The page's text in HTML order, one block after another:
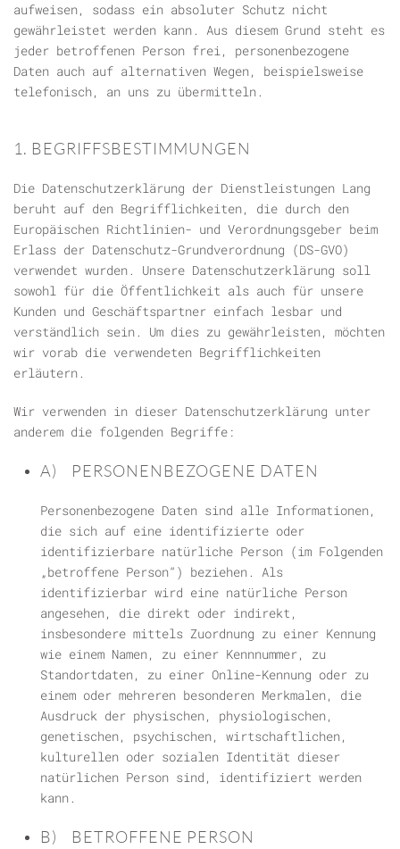
aufweisen, sodass ein absoluter Schutz nicht
gewährleistet werden kann. Aus diesem Grund steht es
jeder betroffenen Person frei, personenbezogene
Daten auch auf alternativen Wegen, beispielsweise
telefonisch, an uns zu übermitteln.
1. BEGRIFFSBESTIMMUNGEN
Die Datenschutzerklärung der Dienstleistungen Lang
beruht auf den Begrifflichkeiten, die durch den
Europäischen Richtlinien- und Verordnungsgeber beim
Erlass der Datenschutz-Grundverordnung (DS-GVO)
verwendet wurden. Unsere Datenschutzerklärung soll
sowohl für die Öffentlichkeit als auch für unsere
Kunden und Geschäftspartner einfach lesbar und
verständlich sein. Um dies zu gewährleisten, möchten
wir vorab die verwendeten Begrifflichkeiten
erläutern.
Wir verwenden in dieser Datenschutzerklärung unter
anderem die folgenden Begriffe:
A) PERSONENBEZOGENE DATEN
Personenbezogene Daten sind alle Informationen,
die sich auf eine identifizierte oder
identifizierbare natürliche Person (im Folgenden
„betroffene Person“) beziehen. Als
identifizierbar wird eine natürliche Person
angesehen, die direkt oder indirekt,
insbesondere mittels Zuordnung zu einer Kennung
wie einem Namen, zu einer Kennnummer, zu
Standortdaten, zu einer Online-Kennung oder zu
einem oder mehreren besonderen Merkmalen, die
Ausdruck der physischen, physiologischen,
genetischen, psychischen, wirtschaftlichen,
kulturellen oder sozialen Identität dieser
natürlichen Person sind, identifiziert werden
kann.
B) BETROFFENE PERSON